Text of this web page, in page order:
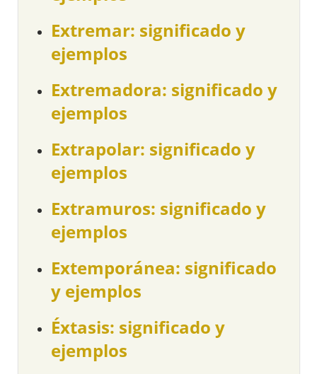
Extremar: significado y
ejemplos
Extremadora: significado y
ejemplos
Extrapolar: significado y
ejemplos
Extramuros: significado y
ejemplos
Extemporánea: significado
y ejemplos
Éxtasis: significado y
ejemplos